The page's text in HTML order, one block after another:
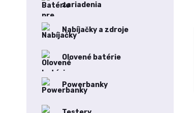
zariadenia
Nabíjačky a zdroje
Olovené batérie
Powerbanky